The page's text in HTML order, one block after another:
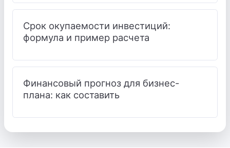
Срок окупаемости инвестиций:
формула и пример расчета
Финансовый прогноз для бизнес-
плана: как составить